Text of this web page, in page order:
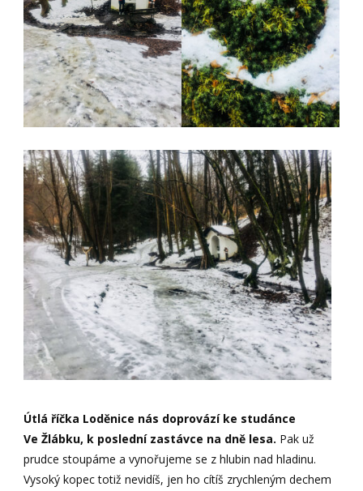
Útlá říčka Loděnice nás doprovází ke studánce
Ve Žlábku, k poslední zastávce na dně lesa. Pak už
prudce stoupáme a vynořujeme se z hlubin nad hladinu.
Vysoký kopec totiž nevidíš, jen ho cítíš zrychleným dechem